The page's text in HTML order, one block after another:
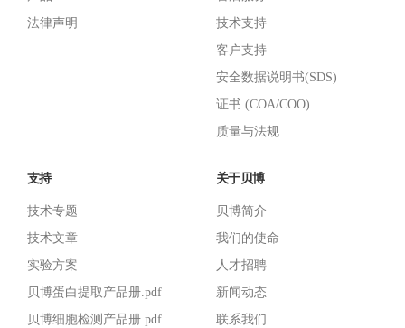
法律声明
技术支持
客户支持
安全数据说明书(SDS)
证书 (COA/COO)
质量与法规
支持
技术专题
技术文章
实验方案
贝博蛋白提取产品册.pdf
贝博细胞检测产品册.pdf
关于贝博
贝博简介
我们的使命
人才招聘
新闻动态
联系我们